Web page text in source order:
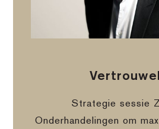
Strategie sessie
Onderhandelingen om